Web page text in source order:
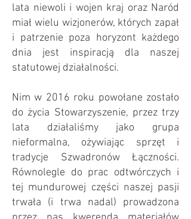
lata niewoli i wojen kraj oraz Naród
miał wielu wizjonerów, których zapał
i patrzenie poza horyzont każdego
dnia jest inspiracją dla naszej
statutowej działalności.
Nim w 2016 roku powołane zostało
do życia Stowarzyszenie, przez trzy
lata działaliśmy jako grupa
nieformalna, ożywiając sprzęt i
tradycje Szwadronów Łączności.
Równolegle do prac odtwórczych i
tej mundurowej części naszej pasji
trwała (i trwa nadal) prowadzona